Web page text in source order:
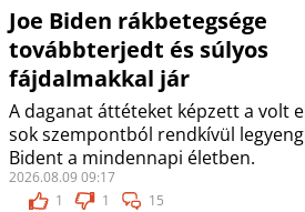
Joe Biden rákbetegsége
továbbterjedt és súlyos
fájdalmakkal jár
A daganat áttéteket képzett a volt
sok szempontból rendkívül
Bident a mindennapi életben.
2026.08.09 09:17
1
1 15